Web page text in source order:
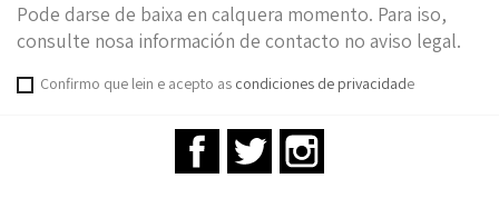
Pode darse de baixa en calquera momento. Para iso,
consulte nosa información de contacto no aviso legal.
Confirmo que lein e acepto as condiciones de privacidade
FacebookTwitter